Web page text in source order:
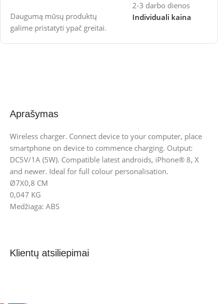
Daugumą mūsų produktų
galime pristatyti ypač greitai.
2-3 darbo dienos
Individuali kaina
Aprašymas
Wireless charger. Connect device to your computer, place
smartphone on device to commence charging. Output:
DC5V/1A (5W). Compatible latest androids, iPhone® 8, X
and newer. Ideal for full colour personalisation.
Ø7X0,8 CM
0,047 KG
Medžiaga: ABS
Klientų atsiliepimai